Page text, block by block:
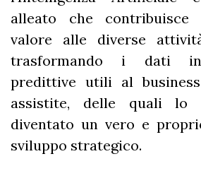
alleato che
valore alle diverse
trasformando i dati in
predittive utili al
assistite, delle quali lo
diventato un vero e
sviluppo strategico.